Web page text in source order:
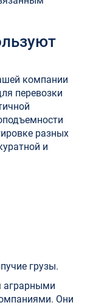
компании
перевозки
разных
и
грузы.
аграрными
Они